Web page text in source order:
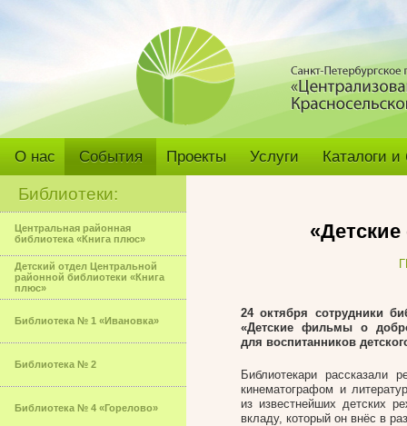
О нас События Проекты Услуги Каталоги
Библиотеки:
Центральная районная
библиотека «Книга плюс»
Детский отдел Центральной
районной библиотеки «Книга
плюс»
Библиотека № 1 «Ивановка»
Библиотека № 2
Библиотека № 4 «Горелово»
24 октября сотрудники
«Детские фильмы о
для воспитанников
Библиотекари
кинематографом и
из известнейших детских
вкладу, который он внёс в